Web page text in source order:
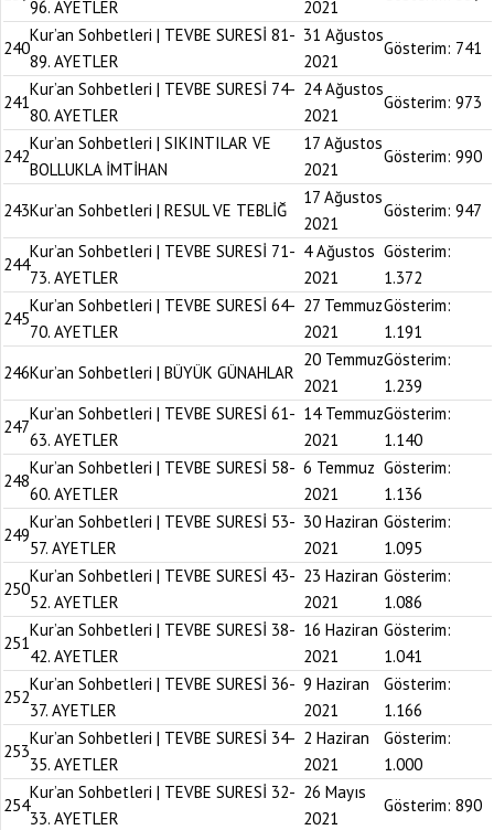
96. AYETLER
2021
240
Kur’an Sohbetleri | TEVBE SURESİ 81-
89. AYETLER
31 Ağustos
2021
Gösterim: 741
241
Kur’an Sohbetleri | TEVBE SURESİ 74-
80. AYETLER
24 Ağustos
2021
Gösterim: 973
242
Kur’an Sohbetleri | SIKINTILAR VE
BOLLUKLA İMTİHAN
17 Ağustos
2021
Gösterim: 990
243Kur’an Sohbetleri | RESUL VE TEBLİĞ
17 Ağustos
2021
Gösterim: 947
244
Kur’an Sohbetleri | TEVBE SURESİ 71-
73. AYETLER
4 Ağustos
2021
Gösterim:
1.372
245
Kur’an Sohbetleri | TEVBE SURESİ 64-
70. AYETLER
27 Temmuz
2021
Gösterim:
1.191
246Kur’an Sohbetleri | BÜYÜK GÜNAHLAR
20 Temmuz
2021
Gösterim:
1.239
247
Kur’an Sohbetleri | TEVBE SURESİ 61-
63. AYETLER
14 Temmuz
2021
Gösterim:
1.140
248
Kur’an Sohbetleri | TEVBE SURESİ 58-
60. AYETLER
6 Temmuz
2021
Gösterim:
1.136
249
Kur’an Sohbetleri | TEVBE SURESİ 53-
57. AYETLER
30 Haziran
2021
Gösterim:
1.095
250
Kur’an Sohbetleri | TEVBE SURESİ 43-
52. AYETLER
23 Haziran
2021
Gösterim:
1.086
251
Kur’an Sohbetleri | TEVBE SURESİ 38-
42. AYETLER
16 Haziran
2021
Gösterim:
1.041
252
Kur’an Sohbetleri | TEVBE SURESİ 36-
37. AYETLER
9 Haziran
2021
Gösterim:
1.166
253
Kur’an Sohbetleri | TEVBE SURESİ 34-
35. AYETLER
2 Haziran
2021
Gösterim:
1.000
254
Kur’an Sohbetleri | TEVBE SURESİ 32-
33. AYETLER
26 Mayıs
2021
Gösterim: 890